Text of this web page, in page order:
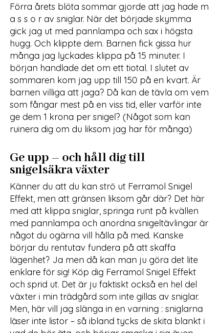
Förra årets blöta sommar gjorde att jag hade m
a s s o r av sniglar. När det började skymma
gick jag ut med pannlampa och sax i högsta
hugg. Och klippte dem. Barnen fick gissa hur
många jag lyckades klippa på 15 minuter. I
början handlade det om ett tiotal. I slutet av
sommaren kom jag upp till 150 på en kvart. Är
barnen villiga att jaga? Då kan de tävla om vem
som fångar mest på en viss tid, eller varför inte
ge dem 1 krona per snigel? (Något som kan
ruinera dig om du liksom jag har för många)
Ge upp – och håll dig till
snigelsäkra växter
Känner du att du kan strö ut Ferramol Snigel
Effekt, men att gränsen liksom går där? Det här
med att klippa sniglar, springa runt på kvällen
med pannlampa och anordna snigeltävlingar är
något du ogärna vill hålla på med. Kanske
börjar du rentutav fundera på att skaffa
lägenhet? Ja men då kan man ju göra det lite
enklare för sig! Köp dig Ferramol Snigel Effekt
och sprid ut. Det är ju faktiskt också en hel del
växter i min trädgård som inte gillas av sniglar.
Men, här vill jag slänga in en varning : sniglarna
läser inte listor – så ibland tycks de skita blankt i